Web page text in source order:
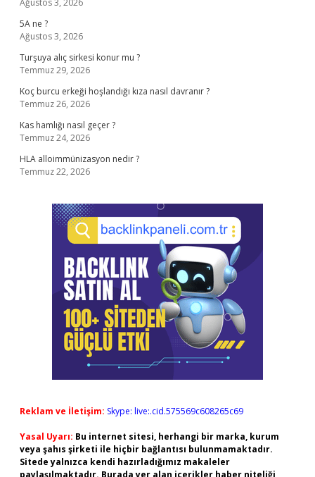
Ağustos 3, 2026
5A ne ?
Ağustos 3, 2026
Turşuya alıç sirkesi konur mu ?
Temmuz 29, 2026
Koç burcu erkeği hoşlandığı kıza nasıl davranır ?
Temmuz 26, 2026
Kas hamlığı nasıl geçer ?
Temmuz 24, 2026
HLA alloimmünizasyon nedir ?
Temmuz 22, 2026
Reklam ve İletişim: Skype: live:.cid.575569c608265c69
Yasal Uyarı: Bu internet sitesi, herhangi bir marka, kurum
veya şahıs şirketi ile hiçbir bağlantısı bulunmamaktadır.
Sitede yalnızca kendi hazırladığımız makaleler
paylaşılmaktadır. Burada yer alan içerikler haber niteliği